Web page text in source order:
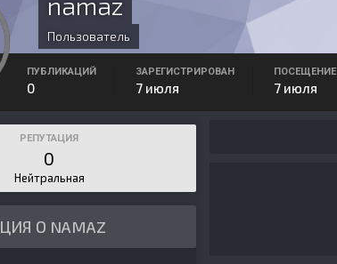
Пользователь
ПУБЛИКАЦИЙ
0
ЗАРЕГИСТРИРОВАН
7 июля
ПОСЕЩЕНИЕ
7 июля
РЕПУТАЦИЯ
0
Нейтральная
О NAMAZ